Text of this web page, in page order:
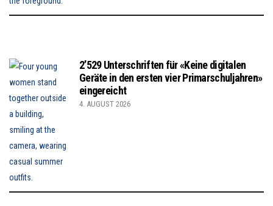
2’529 Unterschriften für «Keine digitalen
Geräte in den ersten vier Primarschuljahren»
eingereicht
4. AUGUST 2026